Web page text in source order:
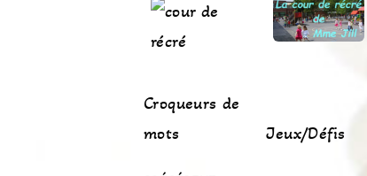
Croqueurs de
mots
Jeux/Défis